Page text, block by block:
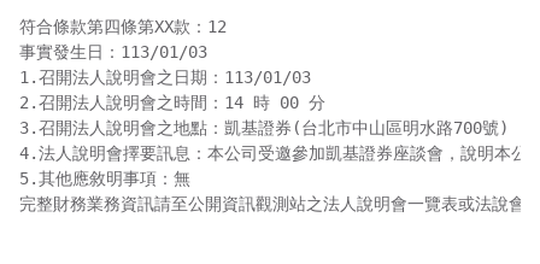
符合條款第四條第XX款：12
事實發生日：113/01/03
1.召開法人說明會之日期：113/01/03
2.召開法人說明會之時間：14 時 00 分
3.召開法人說明會之地點：凱基證券(台北市中山區明水路700號)
4.法人說明會擇要訊息：本公司受邀參加凱基證券座談會，說明本公
5.其他應敘明事項：無
完整財務業務資訊請至公開資訊觀測站之法人說明會一覽表或法說會